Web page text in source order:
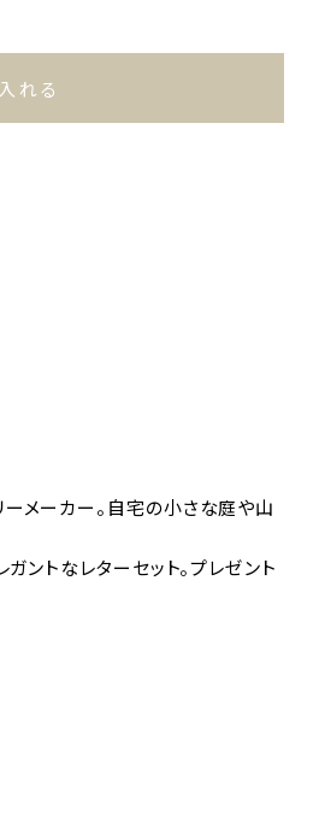
れる
メーカー。自宅の小さな庭や山
ントなレターセット。プレゼント